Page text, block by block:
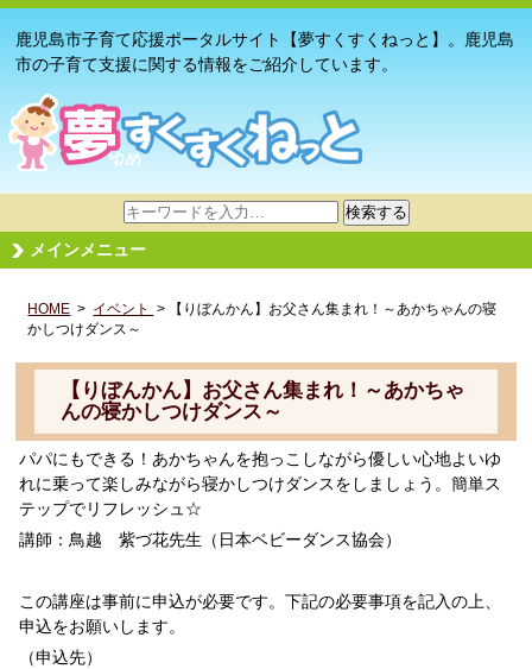
鹿児島市子育て応援ポータルサイト【夢すくすくねっと】。鹿児島
市の子育て支援に関する情報をご紹介しています。
サ
イ
ト
検
索
検索する
メインメニュー
HOME > イベント
> 【りぼんかん】お父さん集まれ！～あかちゃんの寝
かしつけダンス～
【りぼんかん】お父さん集まれ！～あかちゃ
んの寝かしつけダンス～
パパにもできる！あかちゃんを抱っこしながら優しい心地よいゆ
れに乗って楽しみながら寝かしつけダンスをしましょう。簡単ス
テップでリフレッシュ☆
講師：鳥越 紫づ花先生（日本ベビーダンス協会）
この講座は事前に申込が必要です。下記の必要事項を記入の上、
申込をお願いします。
（申込先）